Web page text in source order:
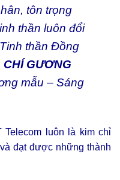
tôn trọng
thần luôn đổi
thần Đồng
CHÍ GƯƠNG
mẫu – Sáng
luôn là kim chỉ
đạt được những thành